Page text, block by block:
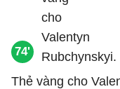
74'
Thẻ vàng cho